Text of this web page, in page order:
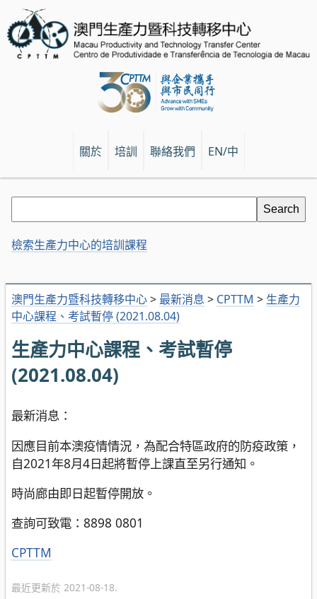
關於 培訓 聯絡我們 EN/中
澳門生產力暨科技轉移中心> 最新消息 > CPTTM > 生產力
中心課程、考試暫停 (2021.08.04)
生產力中心課程、考試暫停
(2021.08.04)
最新消息：
因應目前本澳疫情情況，為配合特區政府的防疫政策，
自2021年8月4日起將暫停上課直至另行通知。
時尚廊由即日起暫停開放。
查詢可致電：8898 0801
分
CPTTM
最近更新於 2021-08-18.
檢索生產力中心的培訓課程